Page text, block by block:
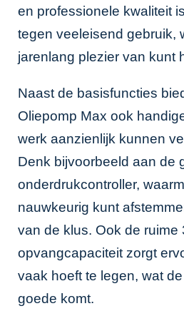
en professionele kwaliteit
tegen veeleisend gebruik,
jarenlang plezier van kunt
Naast de basisfuncties
Oliepomp Max ook
werk aanzienlijk kunnen
Denk bijvoorbeeld aan de
onderdrukcontroller,
nauwkeurig kunt
van de klus. Ook de ruime
opvangcapaciteit zorgt
vaak hoeft te legen, wat
goede komt.